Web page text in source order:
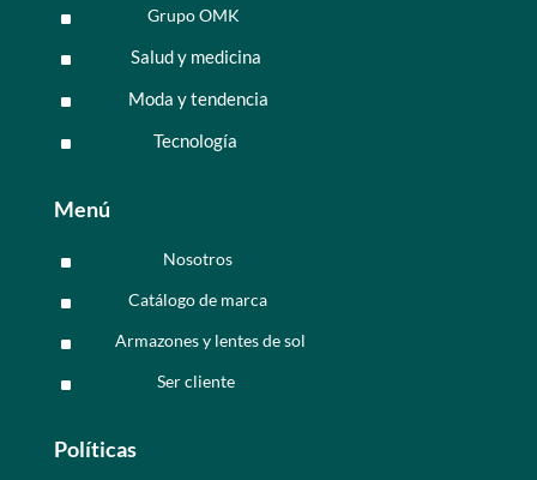
^ Grupo OMK
^ Salud y medicina
^ Moda y tendencia
^ Tecnología
Menú
^ Nosotros
^ Catálogo de marca
^ Armazones y lentes de sol
^ Ser cliente
Políticas